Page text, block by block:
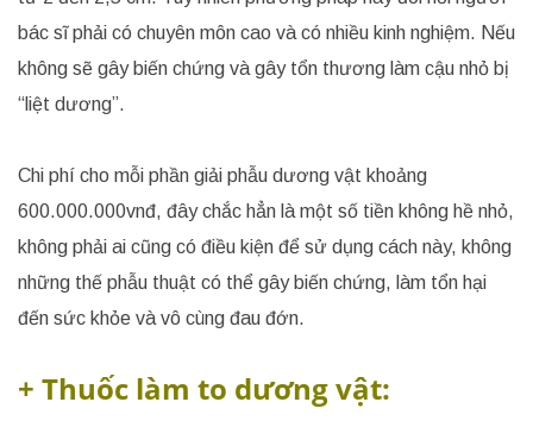
bác sĩ phải có chuyên môn cao và có nhiều kinh nghiệm. Nếu
không sẽ gây biến chứng và gây tổn thương làm cậu nhỏ bị
“liệt dương”.
Chi phí cho mỗi phần giải phẫu dương vật khoảng
600.000.000vnđ, đây chắc hẳn là một số tiền không hề nhỏ,
không phải ai cũng có điều kiện để sử dụng cách này, không
những thế phẫu thuật có thể gây biến chứng, làm tổn hại
đến sức khỏe và vô cùng đau đớn.
+ Thuốc làm to dương vật: